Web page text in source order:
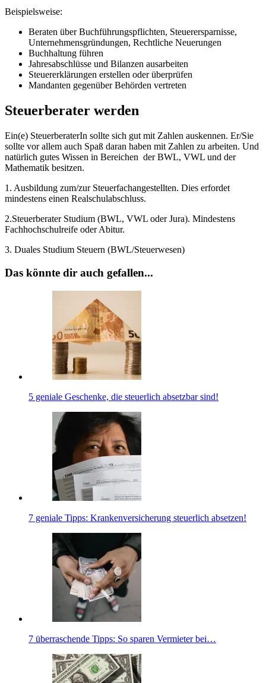
Beispielsweise:
Beraten über Buchführungspflichten, Steuerersparnisse,
Unternehmensgründungen, Rechtliche Neuerungen
Buchhaltung führen
Jahresabschlüsse und Bilanzen ausarbeiten
Steuererklärungen erstellen oder überprüfen
Mandanten gegenüber Behörden vertreten
Steuerberater werden
Ein(e) SteuerberaterIn sollte sich gut mit Zahlen auskennen. Er/Sie
sollte vor allem auch Spaß daran haben mit Zahlen zu arbeiten. Und
natürlich gutes Wissen in Bereichen der BWL, VWL und der
Mathematik besitzen.
1. Ausbildung zum/zur Steuerfachangestellten. Dies erfordet
mindestens einen Realschulabschluss.
2.Steuerberater Studium (BWL, VWL oder Jura). Mindestens
Fachhochschulreife oder Abitur.
3. Duales Studium Steuern (BWL/Steuerwesen)
Das könnte dir auch gefallen...
5 geniale Geschenke, die steuerlich absetzbar sind!
7 geniale Tipps: Krankenversicherung steuerlich absetzen!
7 überraschende Tipps: So sparen Vermieter bei…